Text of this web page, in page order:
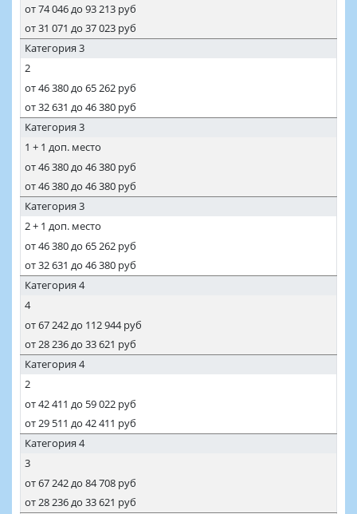
от 74 046 до 93 213 руб
от 31 071 до 37 023 руб
Категория 3
2
от 46 380 до 65 262 руб
от 32 631 до 46 380 руб
Категория 3
1 + 1 доп. место
от 46 380 до 46 380 руб
от 46 380 до 46 380 руб
Категория 3
2 + 1 доп. место
от 46 380 до 65 262 руб
от 32 631 до 46 380 руб
Категория 4
4
от 67 242 до 112 944 руб
от 28 236 до 33 621 руб
Категория 4
2
от 42 411 до 59 022 руб
от 29 511 до 42 411 руб
Категория 4
3
от 67 242 до 84 708 руб
от 28 236 до 33 621 руб